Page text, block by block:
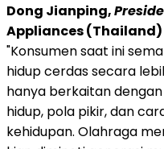
Dong Jianping,
Appliances (Thailand)
"Konsumen saat ini
hidup cerdas secara
hanya berkaitan
hidup, pola pikir, dan
kehidupan. Olahraga